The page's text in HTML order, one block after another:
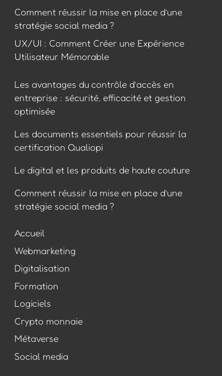
Comment réussir la mise en place d’une
stratégie social media ?
UX/UI : Comment Créer une Expérience
Utilisateur Mémorable
Les avantages du contrôle d’accès en
entreprise : sécurité, efficacité et gestion
optimisée
Les documents essentiels pour réussir la
certification Qualiopi
Le digital et les produits de haute couture
Comment réussir la mise en place d’une
stratégie social media ?
Accueil
Webmarketing
Digitalisation
Formation
Logiciels
Crypto monnaie
Métaverse
Social media